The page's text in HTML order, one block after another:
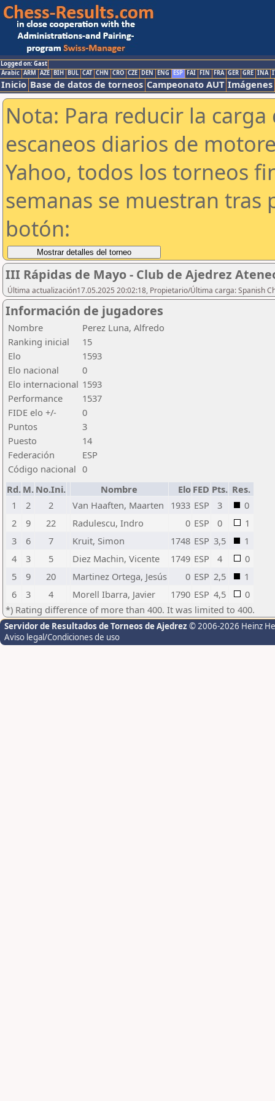
Logged on: Gast
Arabic ARM AZE BIH BUL CAT CHN CRO CZE DEN ENG ESP FAI FIN FRA GER GRE INA
Inicio Base de datos de torneos Campeonato AUT Imágenes
Nota: Para reducir la
escaneos diarios de
Yahoo, todos los torneos
semanas se muestran tras
botón:
III Rápidas de Mayo - Club de Ajedrez
Última actualización17.05.2025 20:02:18, Propietario/Última carga: Spanish
Información de jugadores
Nombre
Perez Luna, Alfredo
Ranking inicial
15
Elo
1593
Elo nacional
0
Elo internacional 1593
Performance
1537
FIDE elo +/-
0
Puntos
3
Puesto
14
Federación
ESP
Código nacional 0
Rd. M. No.Ini. Nombre Elo FED Pts. Res.
1
2 2 Van Haaften, Maarten 1933 ESP 3
0
2
9 22 Radulescu, Indro 0 ESP 0
1
3
6 7 Kruit, Simon 1748 ESP 3,5
1
4
3 5 Diez Machin, Vicente 1749 ESP 4
0
5
9 20 Martinez Ortega, Jesús 0 ESP 2,5
1
6
3 4 Morell Ibarra, Javier 1790 ESP 4,5
0
*) Rating difference of more than 400. It was limited to 400.
Servidor de Resultados de Torneos de Ajedrez © 2006-2026 Heinz
Aviso legal/Condiciones de uso